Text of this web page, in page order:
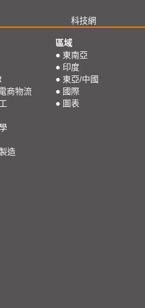
科技網
商物流
造
區域
● 東南亞
● 印度
● 東亞/中國
● 國際
● 圖表